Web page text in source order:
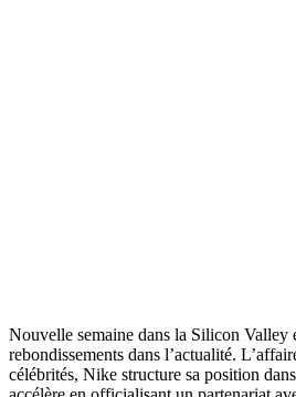
Nouvelle semaine dans la Silicon Valley
rebondissements dans l’actualité.
célébrités, Nike structure sa position